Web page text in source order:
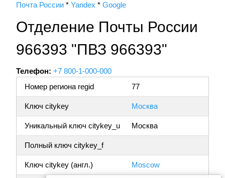
Почта России * Yandex * Google
Отделение Почты России
966393 "ПВЗ 966393"
Телефон: +7 800-1-000-000
Номер региона regid
77
Ключ citykey Москва
Уникальный ключ citykey_u Москва
Полный ключ citykey_f
Ключ citykey (англ.) Moscow